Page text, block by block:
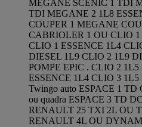
MEGANE SCENIC 1 TDI
TDI MEGANE 2 1L8
COUPER 1 MEGANE
CABRIOLER 1 OU CLIO
CLIO 1 ESSENCE 1L4
DIESEL 1L9 CLIO 2 1L9
POMPE EPIC . CLIO 2
ESSENCE 1L4 CLIO 3
Twingo auto ESPACE 1 TD
ou quadra ESPACE 3 TD
RENAULT 25 TXI 2L OU
RENAULT 4L OU